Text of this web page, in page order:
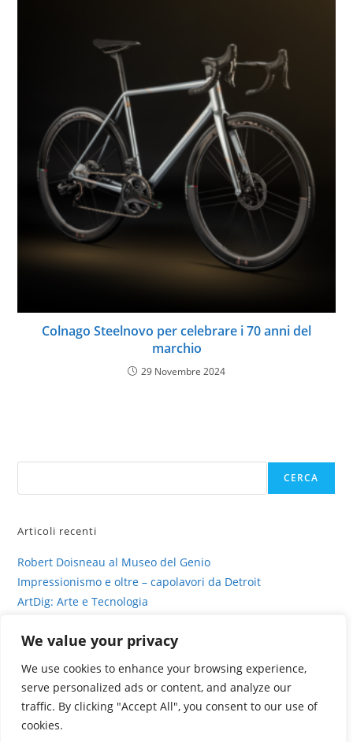
We value your privacy
We use cookies to enhance your browsing experience,
serve personalized ads or content, and analyze our
traffic. By clicking "Accept All", you consent to our use of
cookies.
Colnago Steelnovo per celebrare i 70 anni del
marchio
29 Novembre 2024
CERCA
Articoli recenti
Robert Doisneau al Museo del Genio
Impressionismo e oltre – capolavori da Detroit
ArtDig: Arte e Tecnologia
La fotografia viva di Valentina Murabito